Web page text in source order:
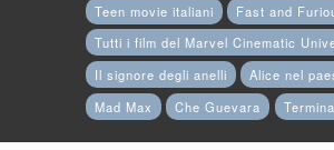
Teen movie italiani
Fast and
Tutti i film del Marvel Cinematic
Il signore degli anelli
Alice nel
Mad Max
Che Guevara